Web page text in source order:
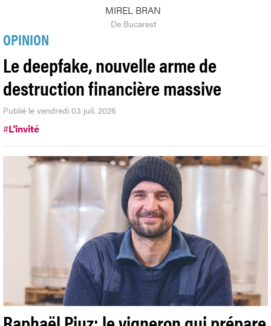
De Bucarest
OPINION
Le deepfake, nouvelle arme de
destruction financière massive
Publié le vendredi 03 juil. 2026
L'invité